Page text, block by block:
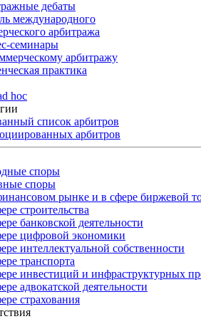
дебаты
международного
арбитража
семинары
арбитражу
практика
hoc
список арбитров
арбитров
споры
споры
рынке и в сфере биржевой
строительства
банковской деятельности
цифровой экономики
интеллектуальной собственности
транспорта
инвестиций и инфраструктурных
адвокатской деятельности
страхования